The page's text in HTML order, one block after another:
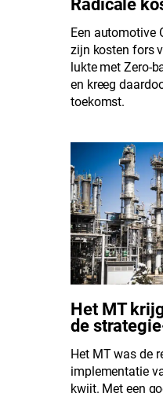
Radicale
Een automotive
zijn kosten fors
lukte met Zero-
en kreeg
toekomst.
Het MT
de
Het MT was de
implementatie
kwijt. Met een